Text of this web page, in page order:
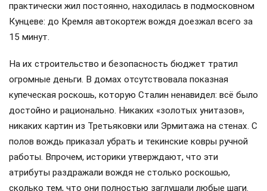
практически жил постоянно, находилась в подмосковном
Кунцеве: до Кремля автокортеж вождя доезжал всего за
15 минут.
На их строительство и безопасность бюджет тратил
огромные деньги. В домах отсутствовала показная
купеческая роскошь, которую Сталин ненавидел: всё было
достойно и рационально. Никаких «золотых унитазов»,
никаких картин из Третьяковки или Эрмитажа на стенах. С
полов вождь приказал убрать и текинские ковры ручной
работы. Впрочем, историки утверждают, что эти
атрибуты раздражали вождя не столько роскошью,
сколько тем, что они полностью заглушали любые шаги.